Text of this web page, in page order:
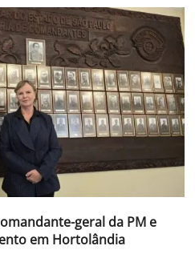
geral da PM e
em Hortolândia